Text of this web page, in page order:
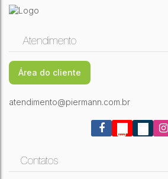
Atendimento
Área do cliente
atendimento@piermann.com.br
Contatos